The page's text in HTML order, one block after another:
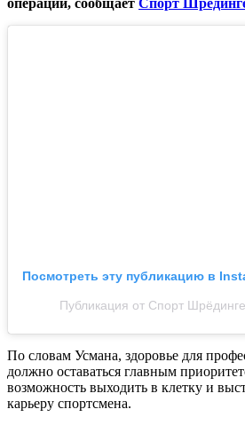
Посмотреть эту публикацию в
Публикация от Спорт
По словам Усмана, здоровье для
должно оставаться главным
возможность выходить в клетку и
карьеру спортсмена.